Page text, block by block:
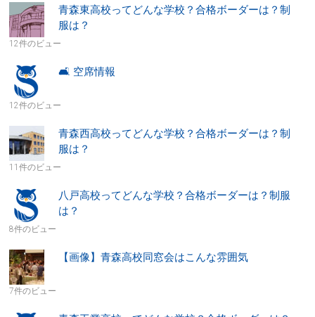
青森東高校ってどんな学校？合格ボーダーは？制
服は？
12件のビュー
🛋 空席情報
12件のビュー
青森西高校ってどんな学校？合格ボーダーは？制
服は？
11件のビュー
八戸高校ってどんな学校？合格ボーダーは？制服
は？
8件のビュー
【画像】青森高校同窓会はこんな雰囲気
7件のビュー